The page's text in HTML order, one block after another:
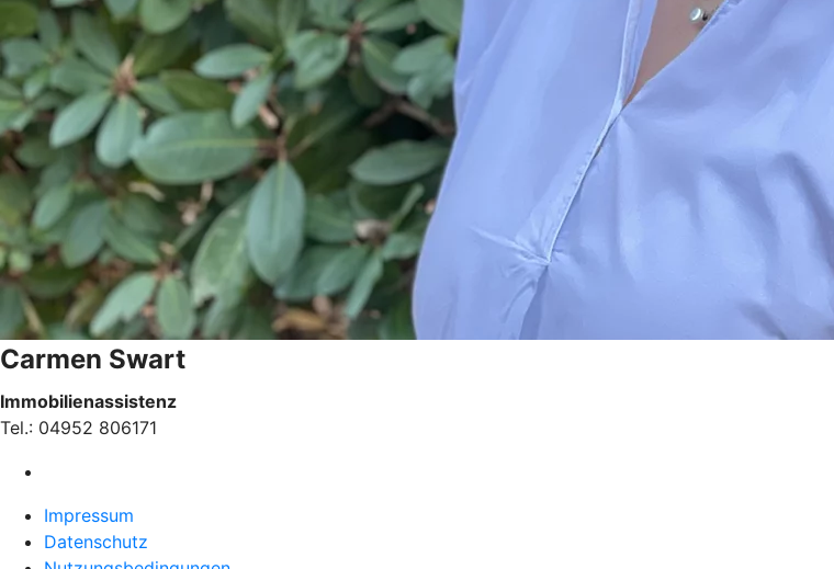
Carmen Swart
Immobilienassistenz
Tel.: 04952 806171
Impressum
Datenschutz